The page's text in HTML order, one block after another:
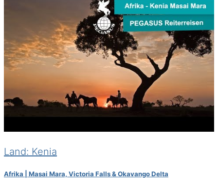
Land: Kenia
Afrika | Masai Mara, Victoria Falls & Okavango Delta